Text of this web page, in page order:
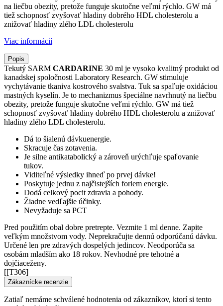
na liečbu obezity, pretože funguje skutočne veľmi rýchlo. GW má
tiež schopnosť zvyšovať hladiny dobrého HDL cholesterolu a
znižovať hladiny zlého LDL cholesterolu
Viac informácií
Popis
Tekutý SARM CARDARINE 30 ml je vysoko kvalitný produkt od
kanadskej spoločnosti Laboratory Research. GW stimuluje
vychytávanie tkaniva kostrového svalstva. Tuk sa spaľuje oxidáciou
mastných kyselín. Je to mechanizmus špeciálne navrhnutý na liečbu
obezity, pretože funguje skutočne veľmi rýchlo. GW má tiež
schopnosť zvyšovať hladiny dobrého HDL cholesterolu a znižovať
hladiny zlého LDL cholesterolu.
Dá to šialenú dávkuenergie.
Skracuje čas zotavenia.
Je silne antikatabolický a zároveň urýchľuje spaľovanie
tukov.
Viditeľné výsledky ihneď po prvej dávke!
Poskytuje jednu z najčistejších foriem energie.
Dodá celkový pocit zdravia a pohody.
Žiadne vedľajšie účinky.
Nevyžaduje sa PCT
Pred použitím obal dobre pretrepte. Vezmite 1 ml denne. Zapite
veľkým množstvom vody. Neprekračujte dennú odporúčanú dávku.
Určené len pre zdravých dospelých jedincov. Neodporúča sa
osobám mladším ako 18 rokov. Nevhodné pre tehotné a
dojčiaceženy.
[[T306]
Zákaznícke recenzie
Zatiaľ nemáme schválené hodnotenia od zákazníkov, ktorí si tento